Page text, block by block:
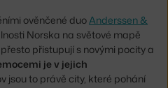
ověnčené duoAnderssen &
Norska na světové mapě
přistupují s novými pocity a
je v jejich
jsou to právě city, které pohání